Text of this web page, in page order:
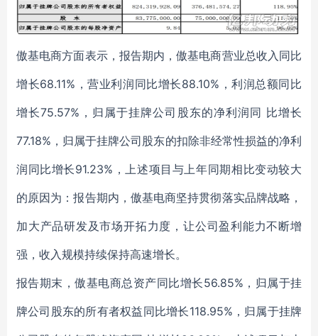
傲基电商方面表示，报告期内，傲基电商营业总收入同比
增长68.11%，营业利润同比增长88.10%，利润总额同比
增长75.57%，归属于挂牌公司股东的净利润同 比增长
77.18%，归属于挂牌公司股东的扣除非经常性损益的净利
润同比增长91.23%，上述项目与上年同期相比变动较大
的原因为：报告期内，傲基电商坚持贯彻落实品牌战略，
加大产品研发及市场开拓力度，让公司盈利能力不断增
强，收入规模持续保持高速增长。
报告期末，傲基电商总资产同比增长56.85%，归属于挂
牌公司股东的所有者权益同比增长118.95%，归属于挂牌